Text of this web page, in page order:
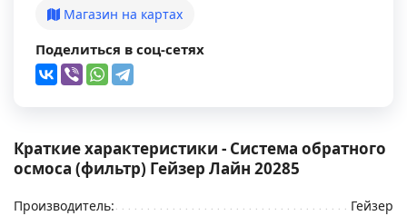
Магазин на картах
Поделиться в соц-сетях
Краткие характеристики - Система обратного
осмоса (фильтр) Гейзер Лайн 20285
Производитель: Гейзер